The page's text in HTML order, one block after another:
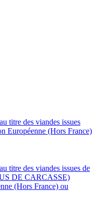
titre des viandes issues
Européenne (Hors France)
titre des viandes issues de
DE CARCASSE)
(Hors France) ou